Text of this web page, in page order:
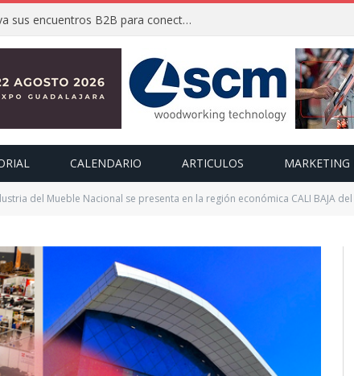
FIMMA + Maderalia 2026 activa sus encuentros B2B para conectar a expositores con compradores internacionales
CALENDARIO ARTICULOS MARKETING
del Mueble Nacional se presenta en la región económica CALI BAJA